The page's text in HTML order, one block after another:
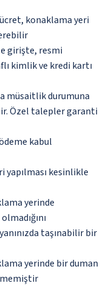
konaklama yeri
girişte, resmi
kimlik ve kredi kartı
müsaitlik durumuna
Özel talepler garanti
kabul
kesinlikle
yerinde
taşınabilir bir
yerinde bir duman